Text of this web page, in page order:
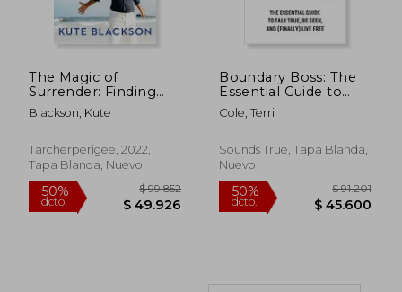
10% $ 25.000 50%
The Magic of
Surrender: Finding
the Courage to Let
Go (en Inglés)
Blackson, Kute
Tarcherperigee, 2022,
Tapa Blanda, Nuevo
Boundary Boss: The
Essential Guide to
Talk True, be Seen,
and (Finally) Live Free
Cole, Terri
Sounds True, Tapa Blanda,
Nuevo